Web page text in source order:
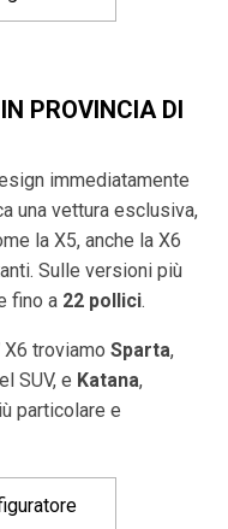
PROVINCIA DI
immediatamente
una vettura esclusiva,
la X5, anche la X6
Sulle versioni più
fino a 22 pollici.
X6 troviamoSparta,
SUV, e Katana,
particolare e